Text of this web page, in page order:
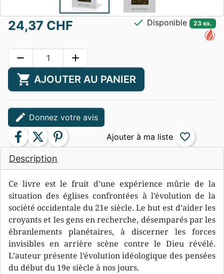
Description
Ce livre est le fruit d’une expérience mûrie de la
situation des églises confrontées à l’évolution de la
société occidentale du 21e siècle. Le but est d’aider les
croyants et les gens en recherche, désemparés par les
ébranlements planétaires, à discerner les forces
invisibles en arrière scène contre le Dieu révélé.
L’auteur présente l’évolution idéologique des pensées
du début du 19e siècle à nos jours.
24,37 CHF check Disponible 23 ex.
remove add
shopping_cart AJOUTER AU PANIER
edit Donnez votre avis
facebook twitter pinterest favorite_border